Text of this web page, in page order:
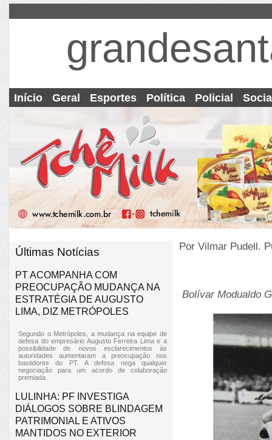
Início Geral Esportes Política Policial
Últimas Notícias
PT ACOMPANHA COM
PREOCUPAÇÃO MUDANÇA NA
ESTRATÉGIA DE AUGUSTO
LIMA, DIZ METRÓPOLES
Segundo o Metrópoles, a mudança na equipe de
defesa do empresário Augusto Ferreira Lima e a
possibilidade de novos esclarecimentos às
autoridades aumentaram a preocupação nos
bastidores do PT. A defesa nega qualquer
negociação para um acordo de colaboração
premiada.
LULINHA: PF INVESTIGA
DIÁLOGOS SOBRE BLINDAGEM
PATRIMONIAL E ATIVOS
MANTIDOS NO EXTERIOR
Por Vilmar Pudell.
Bolívar Modualdo